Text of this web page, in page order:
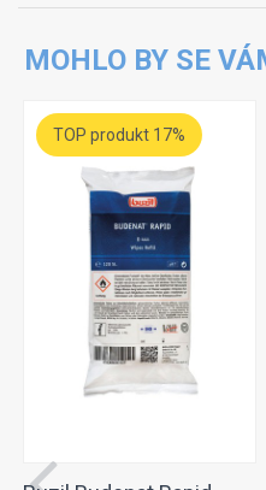
MOHLO BY SE
TOP produkt 17%